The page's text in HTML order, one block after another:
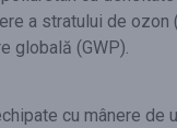
a stratului de ozon
globală (GWP).
cu mânere de